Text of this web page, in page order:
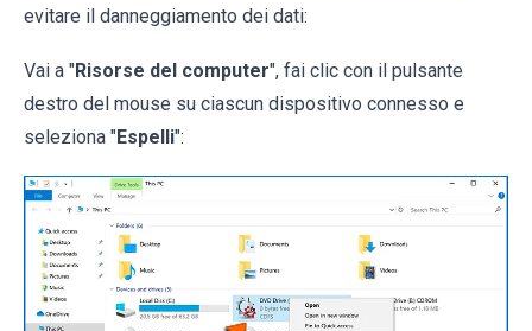
evitare il danneggiamento dei dati:
Vai a "Risorse del computer", fai clic con il pulsante
destro del mouse su ciascun dispositivo connesso e
seleziona "Espelli":